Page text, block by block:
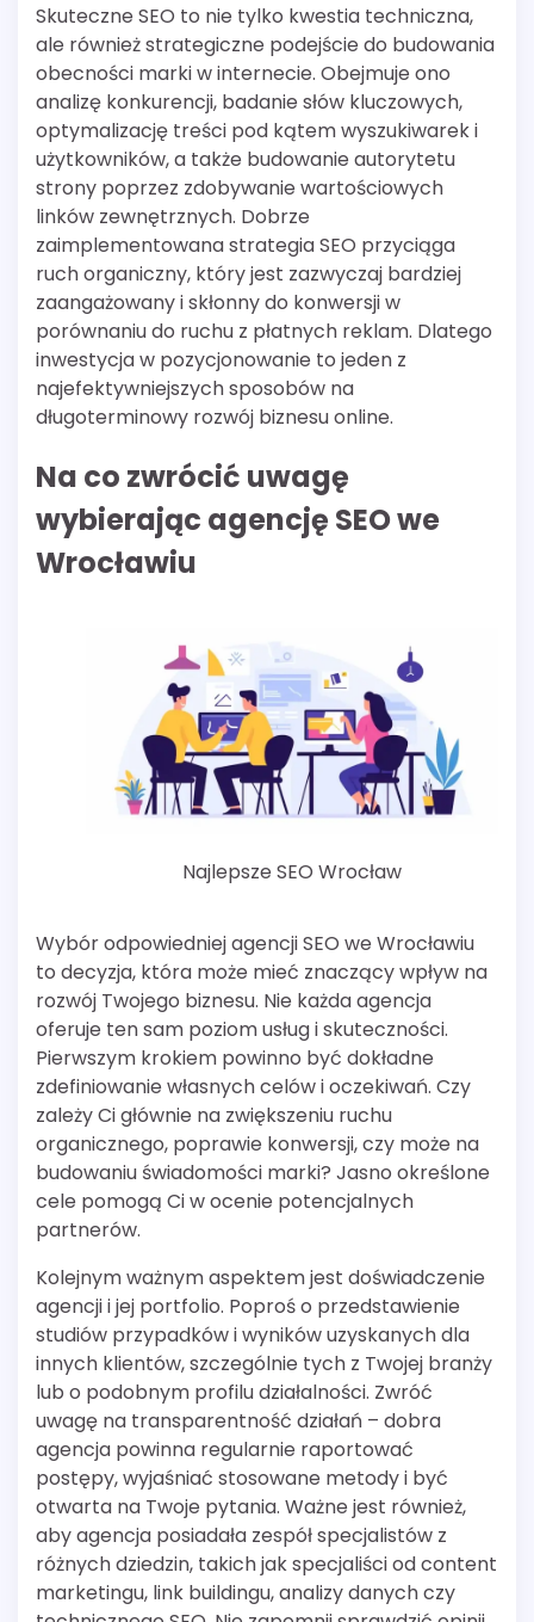
Skuteczne SEO to nie tylko kwestia techniczna,
ale również strategiczne podejście do budowania
obecności marki w internecie. Obejmuje ono
analizę konkurencji, badanie słów kluczowych,
optymalizację treści pod kątem wyszukiwarek i
użytkowników, a także budowanie autorytetu
strony poprzez zdobywanie wartościowych
linków zewnętrznych. Dobrze
zaimplementowana strategia SEO przyciąga
ruch organiczny, który jest zazwyczaj bardziej
zaangażowany i skłonny do konwersji w
porównaniu do ruchu z płatnych reklam. Dlatego
inwestycja w pozycjonowanie to jeden z
najefektywniejszych sposobów na
długoterminowy rozwój biznesu online.
Na co zwrócić uwagę
wybierając agencję SEO we
Wrocławiu
Najlepsze SEO Wrocław
Wybór odpowiedniej agencji SEO we Wrocławiu
to decyzja, która może mieć znaczący wpływ na
rozwój Twojego biznesu. Nie każda agencja
oferuje ten sam poziom usług i skuteczności.
Pierwszym krokiem powinno być dokładne
zdefiniowanie własnych celów i oczekiwań. Czy
zależy Ci głównie na zwiększeniu ruchu
organicznego, poprawie konwersji, czy może na
budowaniu świadomości marki? Jasno określone
cele pomogą Ci w ocenie potencjalnych
partnerów.
Kolejnym ważnym aspektem jest doświadczenie
agencji i jej portfolio. Poproś o przedstawienie
studiów przypadków i wyników uzyskanych dla
innych klientów, szczególnie tych z Twojej branży
lub o podobnym profilu działalności. Zwróć
uwagę na transparentność działań – dobra
agencja powinna regularnie raportować
postępy, wyjaśniać stosowane metody i być
otwarta na Twoje pytania. Ważne jest również,
aby agencja posiadała zespół specjalistów z
różnych dziedzin, takich jak specjaliści od content
marketingu, link buildingu, analizy danych czy